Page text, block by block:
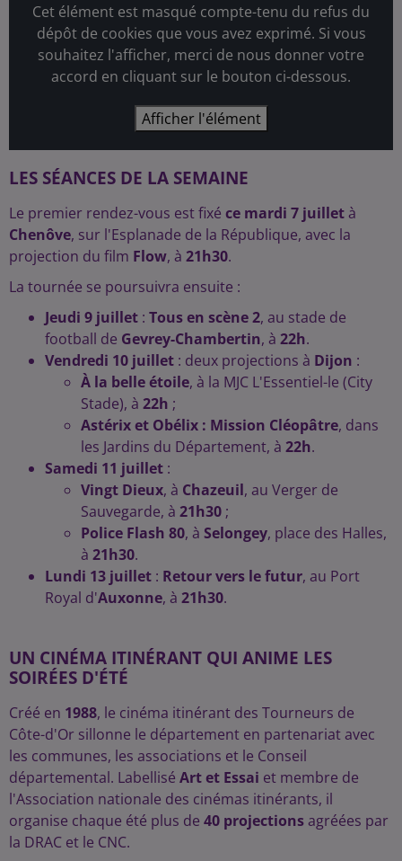
Cet élément est masqué compte-tenu du refus du
dépôt de cookies que vous avez exprimé. Si vous
souhaitez l'afficher, merci de nous donner votre
accord en cliquant sur le bouton ci-dessous.
Afficher l'élément
LES SÉANCES DE LA SEMAINE
Le premier rendez-vous est fixé ce mardi 7 juilletà
Chenôve, sur l'Esplanade de la République, avec la
projection du film Flow, à 21h30.
La tournée se poursuivra ensuite :
Jeudi 9 juillet : Tous en scène 2, au stade de
football de Gevrey-Chambertin, à 22h.
Vendredi 10 juillet : deux projections à Dijon :
À la belle étoile, à la MJC L'Essentiel-le (City
Stade), à 22h ;
Astérix et Obélix : Mission Cléopâtre, dans
les Jardins du Département, à 22h.
Samedi 11 juillet :
Vingt Dieux, à Chazeuil, au Verger de
Sauvegarde, à 21h30 ;
Police Flash 80, à Selongey, place des Halles,
à 21h30.
Lundi 13 juillet : Retour vers le futur, au Port
Royal d'Auxonne, à 21h30.
UN CINÉMA ITINÉRANT QUI ANIME LES
SOIRÉES D'ÉTÉ
Créé en 1988, le cinéma itinérant des Tourneurs de
Côte-d'Or sillonne le département en partenariat avec
les communes, les associations et le Conseil
départemental. Labellisé Art et Essai et membre de
l'Association nationale des cinémas itinérants, il
organise chaque été plus de 40 projectionsagréées par
la DRAC et le CNC.